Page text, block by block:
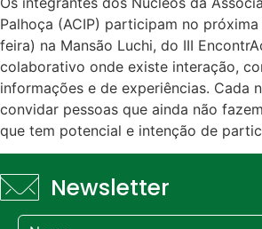
Palhoça (ACIP) participam no
feira) na Mansão Luchi, do III
colaborativo onde existe interação,
informações e de experiências. Cada
convidar pessoas que ainda não
que tem potencial e intenção de
Newsletter